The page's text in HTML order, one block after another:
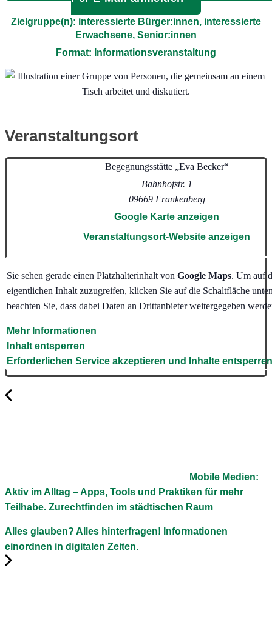
Zielgruppe(n): interessierte Bürger:innen, interessierte
Erwachsene, Senior:innen
Format: Informationsveranstaltung
Veranstaltungsort
Begegnungsstätte „Eva Becker“
Bahnhofstr. 1
09669 Frankenberg
Google Karte anzeigen
Veranstaltungsort-Website anzeigen
Sie sehen gerade einen Platzhalterinhalt von Google Maps. Um auf
eigentlichen Inhalt zuzugreifen, klicken Sie auf die Schaltfläche
beachten Sie, dass dabei Daten an Drittanbieter weitergegeben
Mehr Informationen
Inhalt entsperren
Erforderlichen Service akzeptieren und Inhalte entsperren
Mobile Medien:
Aktiv im Alltag – Apps, Tools und Praktiken für mehr
Teilhabe. Zurechtfinden im städtischen Raum
Alles glauben? Alles hinterfragen! Informationen
einordnen in digitalen Zeiten.